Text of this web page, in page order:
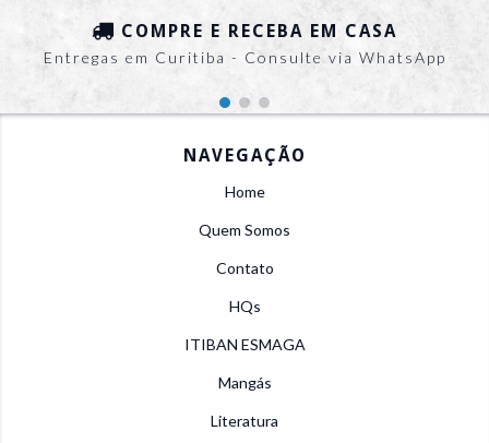
COMPRE E RECEBA EM CASA
Entregas em Curitiba - Consulte via WhatsApp
NAVEGAÇÃO
Home
Quem Somos
Contato
HQs
ITIBAN ESMAGA
Mangás
Literatura